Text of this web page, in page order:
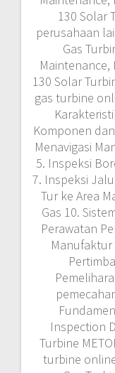
130 Solar
perusahaan
Gas
130 Solar
gas turbine
Komponen
Menavigasi
5. Inspeksi
7. Inspeksi
Tur ke Area
Gas 10.
Perawatan
Manufaktur
Inspection
Turbine
turbine